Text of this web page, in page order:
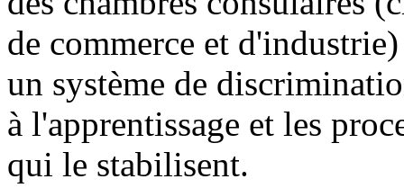
de commerce et
un système de
à l'apprentissage et les
qui le stabilisent.